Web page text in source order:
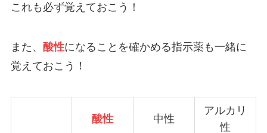
これも必ず覚えておこう！
また、 酸性になることを確かめる指示薬も一緒に
覚えておこう！
酸性 中性
アルカリ
性